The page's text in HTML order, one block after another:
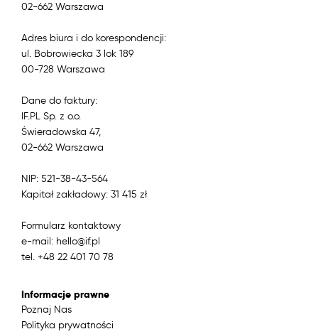
02-662 Warszawa
Adres biura i do korespondencji:
ul. Bobrowiecka 3 lok 189
00-728 Warszawa
Dane do faktury:
IF.PL Sp. z o.o.
Świeradowska 47,
02-662 Warszawa
NIP: 521-38-43-564
Kapitał zakładowy: 31 415 zł
Formularz kontaktowy
e-mail: hello@if.pl
tel. +48 22 401 70 78
Informacje prawne
Poznaj Nas
Polityka prywatności